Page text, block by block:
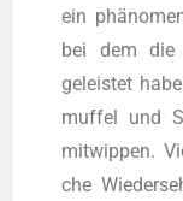
ein
bei dem die
geleis­tet
muf­fel und
mit­wip­pen.
che